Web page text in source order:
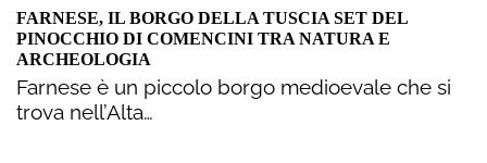
FARNESE, IL BORGO DELLA TUSCIA SET DEL
PINOCCHIO DI COMENCINI TRA NATURA E
ARCHEOLOGIA
Farnese è un piccolo borgo medioevale che si
trova nell’Alta…